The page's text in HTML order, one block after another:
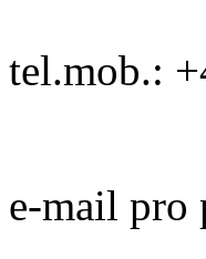
tel.mob.:
e-mail pro